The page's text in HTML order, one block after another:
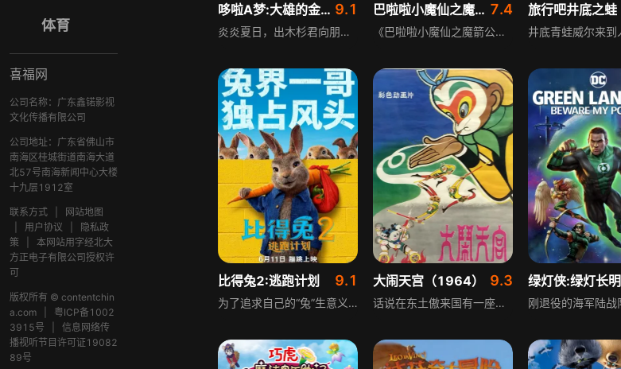
体育
喜福网
公司名称：广东鑫锘影视
文化传播有限公司
公司地址：广东省佛山市
南海区桂城街道南海大道
北57号南海新闻中心大楼
十九层1912室
联系方式
网站地图
用户协议
隐私政
策
本网站用字经北大
方正电子有限公司授权许
可
版权所有 © contentchin
a.com
粤ICP备1002
3915号
信息网络传
播视听节目许可证19082
89号
哆啦A梦:大雄的金银岛 9.1
炎炎夏日，出木杉君向朋友们讲述《金银岛》的故事，大雄兴致盎然，在胖虎、小夫及静香面前吹嘘要找到海盗宝藏，最终依赖哆啦A梦。哆啦A梦拿出秘密道具“金银岛地图”，大雄在太平洋中心找到藏有金银财宝的新岛屿，好伙伴们扬帆远航，之后遭遇神秘海盗，静香被抢走，大雄等人救下男孩弗洛克，追踪海盗踪迹救静香。
巴啦啦小魔仙之魔箭公主 7.4
《巴啦啦小魔仙之魔箭公主》讲述波卡波卡魔法兽世界的公主凯美莉，拥有与魔法兽沟通的力量，某天三只魔法兽失控逃走，凯美莉来到人类世界寻找。人类世界里美琪美雪迷上SNH48，小蓝为此头疼，她们偶然与酷似SNH48成员的凯美莉相遇，小魔仙们帮凯美莉收回两只魔法兽，第三只却在SNH48演唱会上捣乱，凯美莉能否揭露幕后黑手阴谋将在影片中揭晓。
旅行吧井底之蛙
比得兔2:逃跑计划 9.1
为了追求自己的“兔”生意义，年少轻狂的比得踏上背井离乡的路，成功赢得老江湖巴拿巴的青睐，成为团伙中的扛把子，怎料却将追随而来的昔日老友们推入死亡陷阱。幡然醒悟后，比得化身“兔界阿汤哥”带领同伴展开海陆空三栖大营救，高空跳伞、水下救援、雪山速滑、快艇追击，无所不能。在这场冒险旅途中，比得收获了友情，理解了亲情，最终实现自我成长，成为真正的“兔一哥”。
大闹天宫（1964） 9.3
话说在东土傲来国有一座花果山，山上有一尊石猴吸收日精月华化身为一只神猴，统领着山中的猴子猴孙。为求得一件称心的宝贝，神猴孙大圣潜入龙宫，强硬求来大禹治水时的定海神针如意金箍棒。东海龙王心有不甘，于是上天将此事诉诸玉帝。玉皇大帝命令太白金星下界招安，许以爵位。不知有诈的孙大圣欣然前往，却发现只是负责养马的弼马温。得知受骗的猴王反下天庭，与天兵天将在花果山展开大战。
绿灯侠:绿灯长明